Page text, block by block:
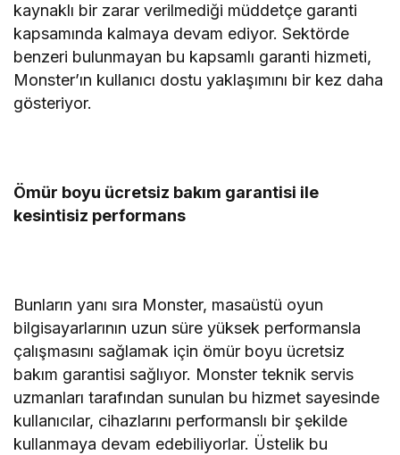
kaynaklı bir zarar verilmediği müddetçe garanti
kapsamında kalmaya devam ediyor. Sektörde
benzeri bulunmayan bu kapsamlı garanti hizmeti,
Monster’ın kullanıcı dostu yaklaşımını bir kez daha
gösteriyor.
Ömür boyu ücretsiz bakım garantisi ile
kesintisiz performans
Bunların yanı sıra Monster, masaüstü oyun
bilgisayarlarının uzun süre yüksek performansla
çalışmasını sağlamak için ömür boyu ücretsiz
bakım garantisi sağlıyor. Monster teknik servis
uzmanları tarafından sunulan bu hizmet sayesinde
kullanıcılar, cihazlarını performanslı bir şekilde
kullanmaya devam edebiliyorlar. Üstelik bu